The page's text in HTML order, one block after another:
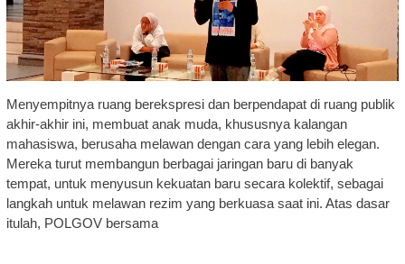
Menyempitnya ruang berekspresi dan berpendapat di ruang publik
akhir-akhir ini, membuat anak muda, khususnya kalangan
mahasiswa, berusaha melawan dengan cara yang lebih elegan.
Mereka turut membangun berbagai jaringan baru di banyak
tempat, untuk menyusun kekuatan baru secara kolektif, sebagai
langkah untuk melawan rezim yang berkuasa saat ini. Atas dasar
itulah, POLGOV bersama